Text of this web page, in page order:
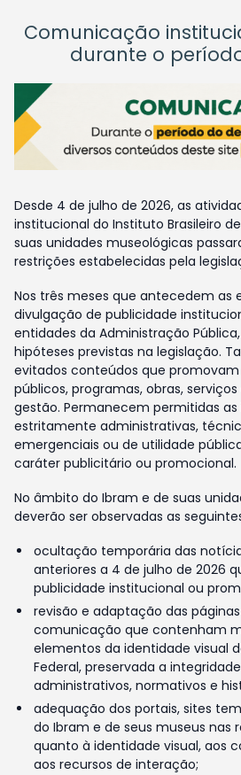
Comunicação
durante o
Desde 4 de julho de 2026, as
institucional do Instituto Brasileiro
suas unidades museológicas
restrições estabelecidas pela
Nos três meses que antecedem as
divulgação de publicidade
entidades da Administração
hipóteses previstas na legislação.
evitados conteúdos que
públicos, programas, obras,
gestão. Permanecem permitidas
estritamente administrativas,
emergenciais ou de utilidade
caráter publicitário ou promocional.
No âmbito do Ibram e de suas
deverão ser observadas as
ocultação temporária das
anteriores a 4 de julho de 2026
publicidade institucional ou
revisão e adaptação das
comunicação que contenham
elementos da identidade visual
Federal, preservada a
administrativos, normativos e
adequação dos portais, sites
do Ibram e de seus museus nas
quanto à identidade visual, aos
aos recursos de interação;